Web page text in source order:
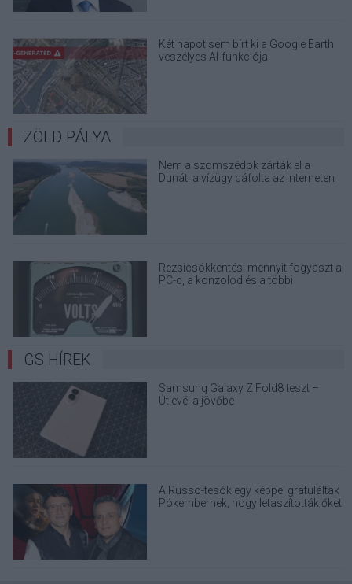
Két napot sem bírt ki a Google Earth
veszélyes AI-funkciója
ZÖLD PÁLYA
Nem a szomszédok zárták el a
Dunát: a vízügy cáfolta az interneten
Rezsicsökkentés: mennyit fogyaszt a
PC-d, a konzolod és a többi
GS HÍREK
Samsung Galaxy Z Fold8 teszt –
Útlevél a jövőbe
A Russo-tesók egy képpel gratuláltak
Pókembernek, hogy letaszították őket